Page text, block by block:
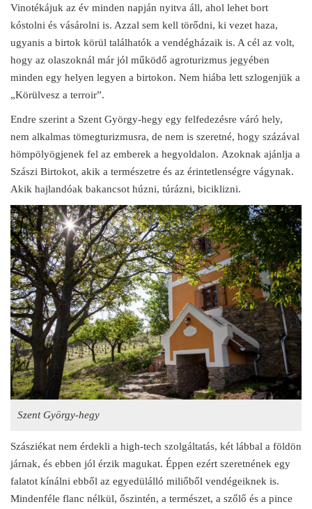
Vinotékájuk az év minden napján nyitva áll, ahol lehet bort
kóstolni és vásárolni is. Azzal sem kell törődni, ki vezet haza,
ugyanis a birtok körül találhatók a vendégházaik is. A cél az volt,
hogy az olaszoknál már jól működő agroturizmus jegyében
minden egy helyen legyen a birtokon. Nem hiába lett szlogenjük a
„Körülvesz a terroir”.
Endre szerint a Szent György-hegy egy felfedezésre váró hely,
nem alkalmas tömegturizmusra, de nem is szeretné, hogy százával
hömpölyögjenek fel az emberek a hegyoldalon. Azoknak ajánlja a
Szászi Birtokot, akik a természetre és az érintetlenségre vágynak.
Akik hajlandóak bakancsot húzni, túrázni, biciklizni.
Szent György-hegy
Szásziékat nem érdekli a high-tech szolgáltatás, két lábbal a földön
járnak, és ebben jól érzik magukat. Éppen ezért szeretnének egy
falatot kínálni ebből az egyedülálló miliőből vendégeiknek is.
Mindenféle flanc nélkül, őszintén, a természet, a szőlő és a pince